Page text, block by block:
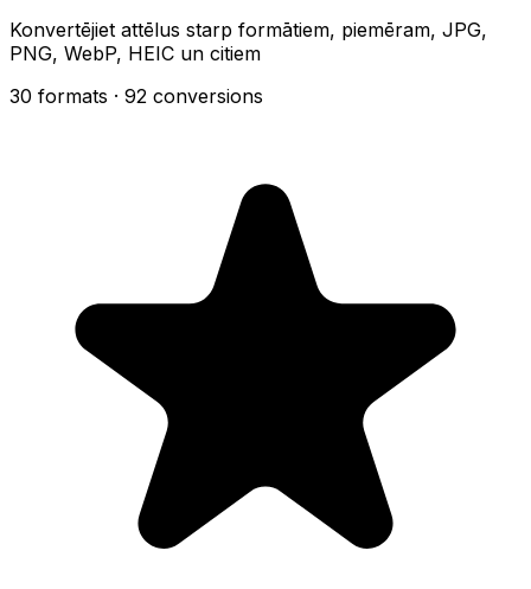
Konvertējiet attēlus starp formātiem, piemēram, JPG,
PNG, WebP, HEIC un citiem
30 formats · 92 conversions